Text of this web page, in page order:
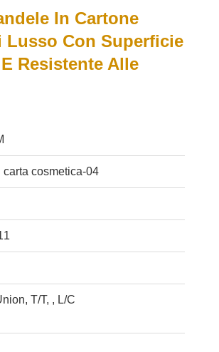
In Cartone
Con Superficie
Resistente Alle
cosmetica-04
T/T, , L/C